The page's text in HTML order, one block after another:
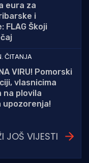
eura za
i
FLAG Škoji
ČITANJA
VIRU! Pomorski
vlasnicima
na plovila
JOŠ VIJESTI